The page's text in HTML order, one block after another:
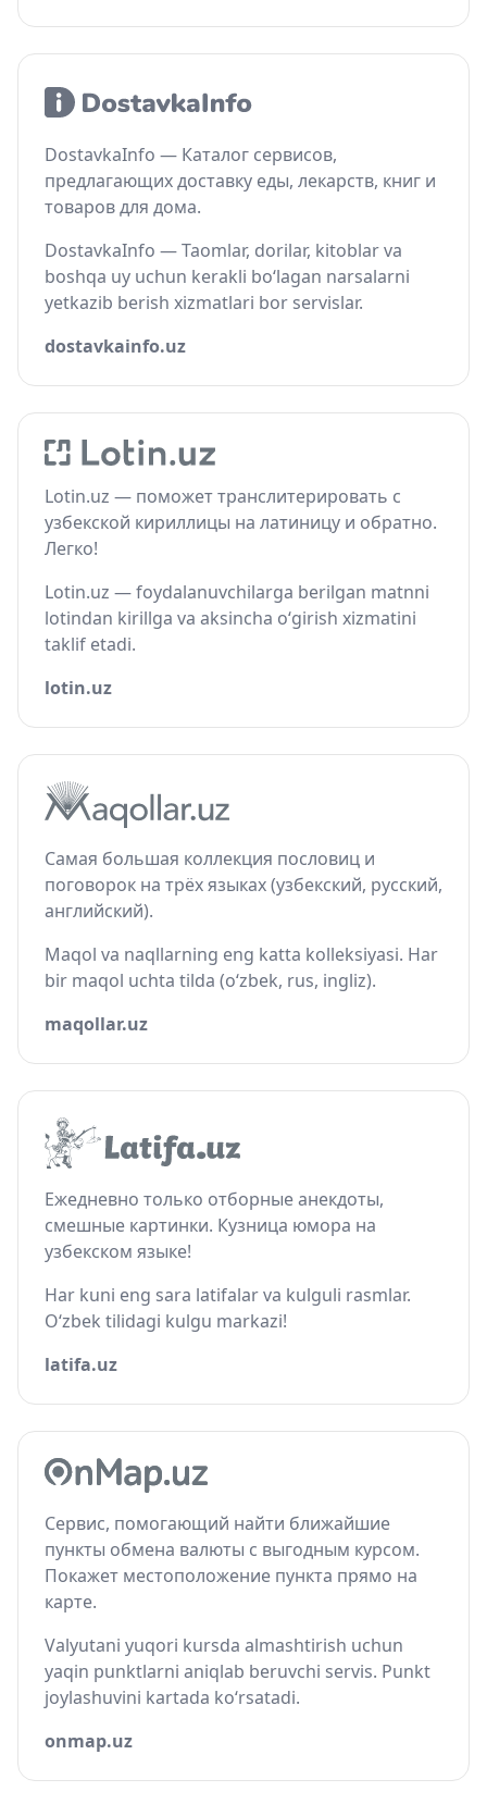
DostavkaInfo — Каталог сервисов,
предлагающих доставку еды, лекарств, книг и
товаров для дома.
DostavkaInfo — Taomlar, dorilar, kitoblar va
boshqa uy uchun kerakli bo‘lagan narsalarni
yetkazib berish xizmatlari bor servislar.
dostavkainfo.uz
Lotin.uz — поможет транслитерировать с
узбекской кириллицы на латиницу и обратно.
Легко!
Lotin.uz — foydalanuvchilarga berilgan matnni
lotindan kirillga va aksincha o‘girish xizmatini
taklif etadi.
lotin.uz
Самая большая коллекция пословиц и
поговорок на трёх языках (узбекский, русский,
английский).
Maqol va naqllarning eng katta kolleksiyasi. Har
bir maqol uchta tilda (o‘zbek, rus, ingliz).
maqollar.uz
Ежедневно только отборные анекдоты,
смешные картинки. Кузница юмора на
узбекском языке!
Har kuni eng sara latifalar va kulguli rasmlar.
O‘zbek tilidagi kulgu markazi!
latifa.uz
Сервис, помогающий найти ближайшие
пункты обмена валюты с выгодным курсом.
Покажет местоположение пункта прямо на
карте.
Valyutani yuqori kursda almashtirish uchun
yaqin punktlarni aniqlab beruvchi servis. Punkt
joylashuvini kartada ko‘rsatadi.
onmap.uz